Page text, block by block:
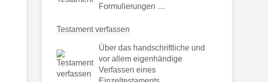
Formulierungen …
Testament verfassen
Über das handschriftliche und
vor allem eigenhändige
Verfassen eines